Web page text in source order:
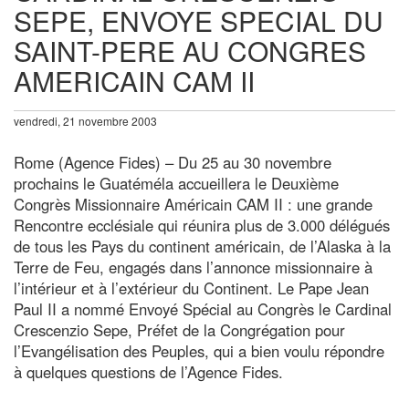
SEPE, ENVOYE SPECIAL DU
SAINT-PERE AU CONGRES
AMERICAIN CAM II
vendredi, 21 novembre 2003
Rome (Agence Fides) – Du 25 au 30 novembre
prochains le Guatéméla accueillera le Deuxième
Congrès Missionnaire Américain CAM II : une grande
Rencontre ecclésiale qui réunira plus de 3.000 délégués
de tous les Pays du continent américain, de l’Alaska à la
Terre de Feu, engagés dans l’annonce missionnaire à
l’intérieur et à l’extérieur du Continent. Le Pape Jean
Paul II a nommé Envoyé Spécial au Congrès le Cardinal
Crescenzio Sepe, Préfet de la Congrégation pour
l’Evangélisation des Peuples, qui a bien voulu répondre
à quelques questions de l’Agence Fides.